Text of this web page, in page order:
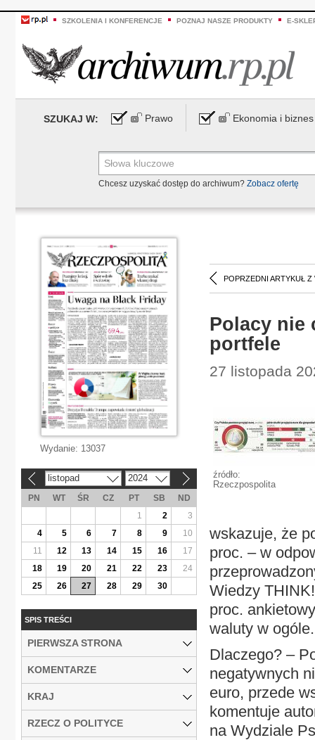
SZKOLENIA I KONFERENCJE POZNAJ NASZE PRODUKTY E-
SZUKAJ W: Prawo Ekonomia i biznes
Chcesz uzyskać dostęp do archiwum? Zobacz ofertę
POPRZEDNI ARTYKUŁ Z
Polacy nie
portfele
27 listopada
źródło:
Rzeczpospolita
wskazuje, że
proc. – w
Wiedzy
proc.
waluty w ogóle.
Dlaczego? –
negatywnych
euro, przede
komentuje
na Wydziale
Wydanie: 13037
listopad 2024
PN WT ŚR CZ PT SB
ND
1
2
3
4
5 6 7 8 9
10
11
12 13 14 15 16
17
18
19 20 21 22 23
24
25
26 27 28 29 30
SPIS TREŚCI
PIERWSZA STRONA
KOMENTARZE
KRAJ
RZECZ O POLITYCE